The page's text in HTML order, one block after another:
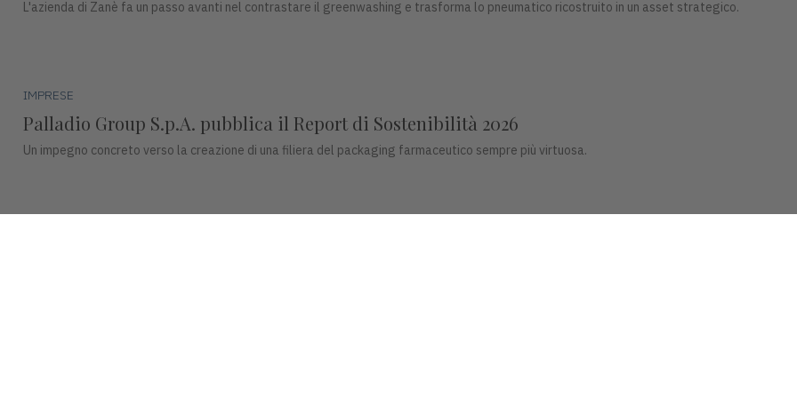
L'azienda di Zanè fa un passo avanti nel contrastare il greenwashing e trasforma lo pneumatico ricostruito in un asset strategico.
IMPRESE
Palladio Group S.p.A. pubblica il Report di Sostenibilità 2026
Un impegno concreto verso la creazione di una filiera del packaging farmaceutico sempre più virtuosa.